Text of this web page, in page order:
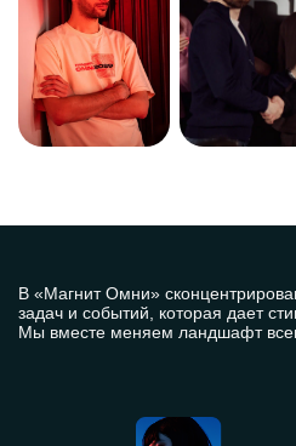
В «Магнит Омни»
задач и событий, которая дает
Мы вместе меняем ландшафт